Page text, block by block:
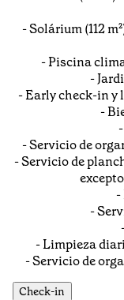
- Solárium (112
- Piscina
-
- Early check-in y
-
- Servicio de
- Servicio de
-
-
- Limpieza
- Servicio de
Check-in